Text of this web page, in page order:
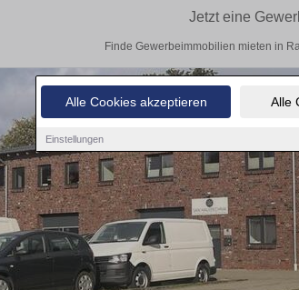
Alle Cookies akzeptieren Alle
Einstellungen
Jetzt eine
Finde Gewerbeimmobilien mieten in